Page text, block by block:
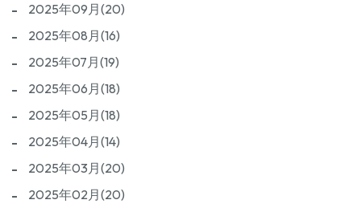
2025年09月(20)
2025年08月(16)
2025年07月(19)
2025年06月(18)
2025年05月(18)
2025年04月(14)
2025年03月(20)
2025年02月(20)